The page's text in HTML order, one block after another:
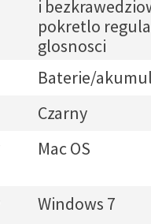
i
pokretlo
glosnosci
Baterie/
Czarny
Mac OS
Windows 7